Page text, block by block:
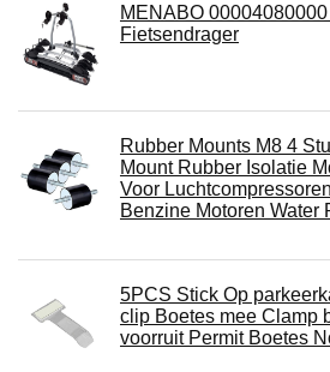
MENABO
Fietsendrager
Rubber Mounts M8 4
Mount Rubber Isolatie
Voor
Benzine Motoren Water
5PCS Stick Op
clip Boetes mee Clamp
voorruit Permit Boetes